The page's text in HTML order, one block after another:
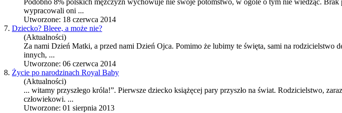
Podobno 8% polskich mężczyzn wychowuje nie swoje potomstwo, w ogóle o tym nie wiedząc.
wypracowali oni ...
Utworzone: 18 czerwca 2014
7. Dziecko? Bleee, a może nie?
(Aktualności)
Za nami Dzień Matki, a przed nami Dzień Ojca. Pomimo że lubimy te święta, sami na rodzicielstwo
innych, ...
Utworzone: 06 czerwca 2014
8. Życie po narodzinach Royal Baby
(Aktualności)
... witamy przyszłego króla!”. Pierwsze dziecko książęcej pary przyszło na świat. Rodzicielstwo,
człowiekowi. ...
Utworzone: 01 sierpnia 2013